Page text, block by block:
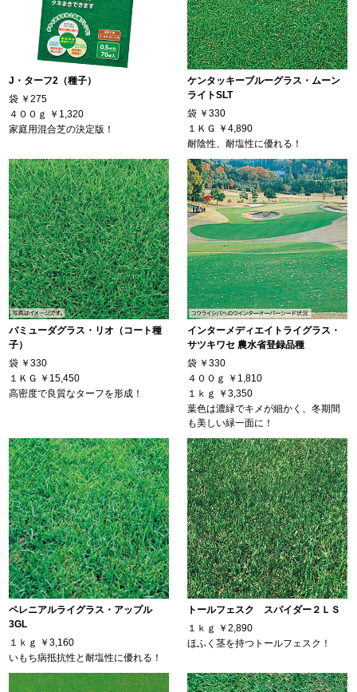
J・ターフ2（種子）
袋 ￥275
４００ｇ
￥1,320
家庭用混合芝の決定版！
ケンタッキーブルーグラス・ムーン
ライトSLT
袋 ￥330
１ＫＧ ￥4,890
耐陰性、耐塩性に優れる！
バミューダグラス・リオ（コート種
子）
袋 ￥330
１ＫＧ ￥15,450
高密度で良質なターフを形成！
インターメディエイトライグラス・
サツキワセ 農水省登録品種
袋 ￥330
４００ｇ
￥1,810
１ｋｇ
￥3,350
葉色は濃緑でキメが細かく、冬期間
も美しい緑一面に！
ペレニアルライグラス・アップル
3GL
１ｋｇ
￥3,160
いもち病抵抗性と耐塩性に優れる！
トールフェスク スパイダー２ＬＳ
１ｋｇ
￥2,890
ほふく茎を持つトールフェスク！